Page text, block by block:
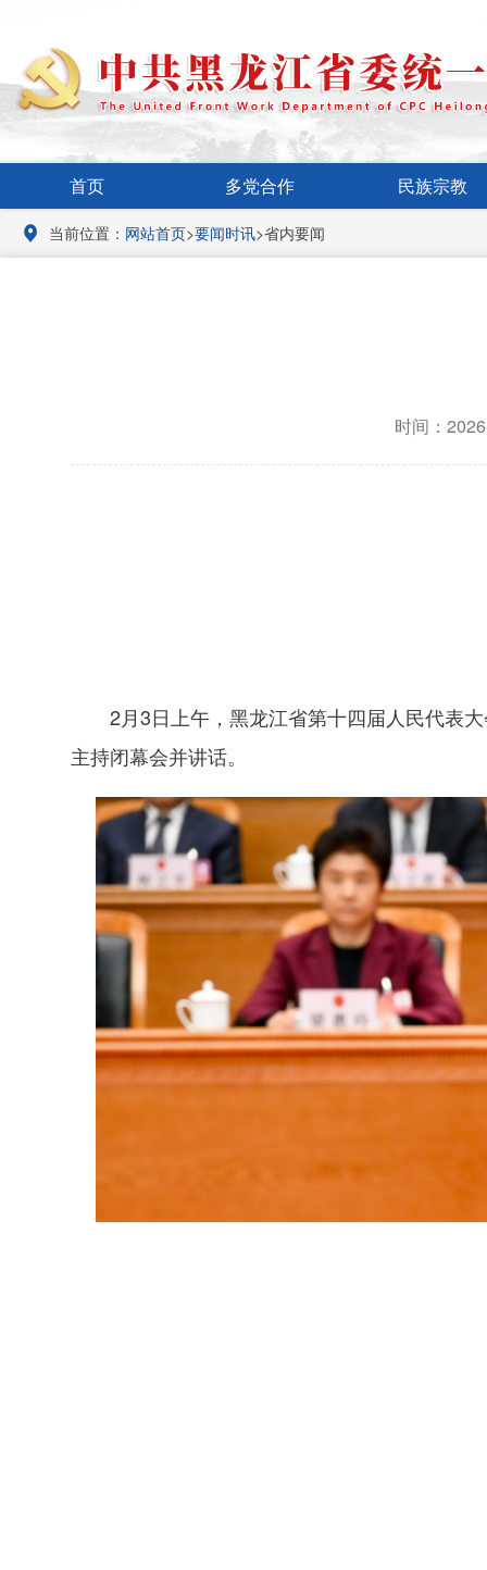
首页 多党合作 民族宗教
当前位置： 网站首页>要闻时讯>省内要闻
时间：
2月3日上午，黑龙江省第十四届人民代表
主持闭幕会并讲话。